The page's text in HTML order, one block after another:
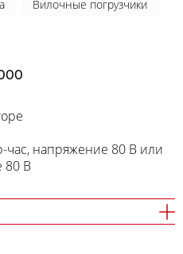
Вилочные погрузчики
час, напряжение 80 В или
80 В